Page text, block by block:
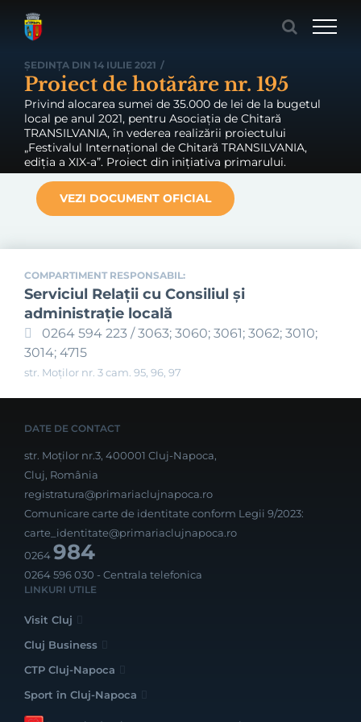
ȘEDINȚA DIN 14 IULIE 2021 /
Proiect de hotărâre nr. 195
Privind alocarea sumei de 35.000 de lei de la bugetul
local pe anul 2021, pentru Asociația de Chitară
TRANSILVANIA, în vederea realizării proiectului
„Festivalul Internațional de Chitară TRANSILVANIA,
ediția a XIX-a”. Proiect din inițiativa primarului.
VEZI DOCUMENT OFICIAL
COMPARTIMENT RESPONSABIL:
Serviciul Relaţii cu Consiliul şi
administraţie locală
0264 594 223 / 3063; 3060; 3061; 3062; 3010;
3014; 4715
str. Moților nr. 3 cam. 95, 96, 97
DATE DE CONTACT
str. Moților nr.3, 400001 Cluj-Napoca,
Cluj, România
registratura@primariaclujnapoca.ro
Comunicare carte de identitate conform Legii 9/2023:
carte_identitate@primariaclujnapoca.ro
0264984
0264 596 030 - Centrala telefonica
LINKURI UTILE
Visit Cluj
Cluj Business
CTP Cluj-Napoca
Sport în Cluj-Napoca